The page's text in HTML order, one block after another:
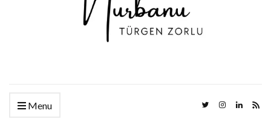
Menu